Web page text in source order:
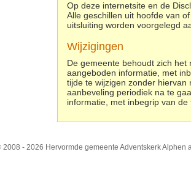
Op deze internetsite en de
Alle geschillen uit hoofde van
uitsluiting worden voorgelegd
Wijzigingen
De gemeente behoudt zich
aangeboden informatie, met
tijde te wijzigen zonder
aanbeveling periodiek na te
informatie, met inbegrip van
2008 - 2026 Hervormde gemeente Adventskerk Alphen